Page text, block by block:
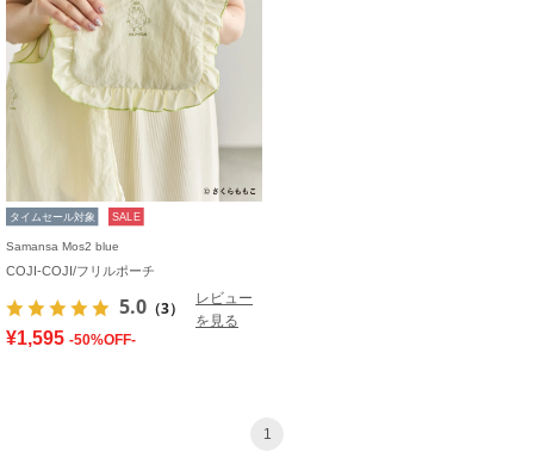
タイムセール対象 SALE
Samansa Mos2 blue
COJI-COJI/フリルポーチ
5.0 （3）
レビュー
を見る
¥1,595 -50%OFF-
1